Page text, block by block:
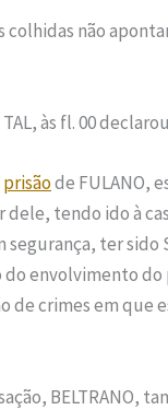
colhidas não
às fl. 00
prisãode FULANO,
tendo ido à
segurança, ter sido
envolvimento
de crimes em
BELTRANO,